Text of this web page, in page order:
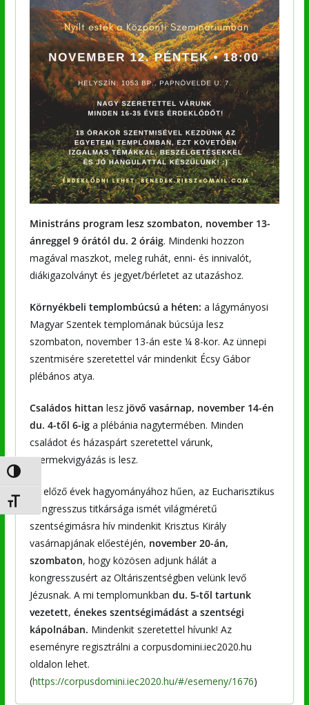
Nagy kontraszt váltása
Betűméret váltása
Ministráns program lesz szombaton, november 13-
ánreggel 9 órától du. 2 óráig. Mindenki hozzon
magával maszkot, meleg ruhát, enni- és innivalót,
diákigazolványt és jegyet/bérletet az utazáshoz.
Környékbeli templombúcsú a héten: a lágymányosi
Magyar Szentek templomának búcsúja lesz
szombaton, november 13-án este ¼ 8-kor. Az ünnepi
szentmisére szeretettel vár mindenkit Écsy Gábor
plébános atya.
Családos hittan lesz jövő vasárnap, november 14-én
du. 4-től 6-iga plébánia nagytermében. Minden
családot és házaspárt szeretettel várunk,
gyermekvigyázás is lesz.
Az előző évek hagyományához hűen, az Eucharisztikus
Kongresszus titkársága ismét világméretű
szentségimásra hív mindenkit Krisztus Király
vasárnapjának előestéjén, november 20-án,
szombaton, hogy közösen adjunk hálát a
kongresszusért az Oltáriszentségben velünk levő
Jézusnak. A mi templomunkban du. 5-től tartunk
vezetett, énekes szentségimádást a szentségi
kápolnában. Mindenkit szeretettel hívunk! Az
eseményre regisztrálni a corpusdomini.iec2020.hu
oldalon lehet.
(https://corpusdomini.iec2020.hu/#/esemeny/1676)